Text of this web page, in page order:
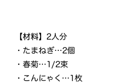
【材料】 2人分
・たまねぎ…2個
・春菊…1/2束
・こんにゃく…1枚